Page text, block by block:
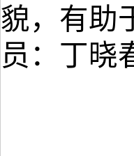
貌，有助
员：丁晓